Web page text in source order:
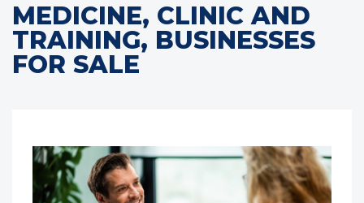
MEDICINE, CLINIC AND
TRAINING, BUSINESSES
FOR SALE